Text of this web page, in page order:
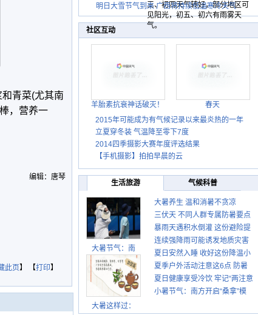
青菜(尤其南
，营养一
编辑：唐琴
此页】 【打印】
三、初四天气转好，部分地区可
见阳光，初五、初六有雨雾天
气。
明日大雪节气到来 广西将持续低温寒冷天气
社区互动
羊胎素抗衰神话破灭！
春天
2015年可能成为有气候记录以来最炎热的一年
立夏穿冬装 气温降至零下7度
2014四季摄影大赛年度评选结果
【手机摄影】拍拍早晨的云
生活旅游 气候科普
大暑节气：南
大暑这样过：
大暑养生 温和消暑不贪凉
三伏天 不同人群专属防暑要点
请收好
暴雨天遇积水倒灌 这份避险提
示请收好
连续强降雨可能诱发地质灾害
这些前兆要知道
夏日安然入睡 收好这份降温小
贴士
夏季户外活动注意这6点 防暑
健身两不误
夏日健康享受冷饮 牢记“两注意
一控制”
小暑节气：南方开启“桑拿”模